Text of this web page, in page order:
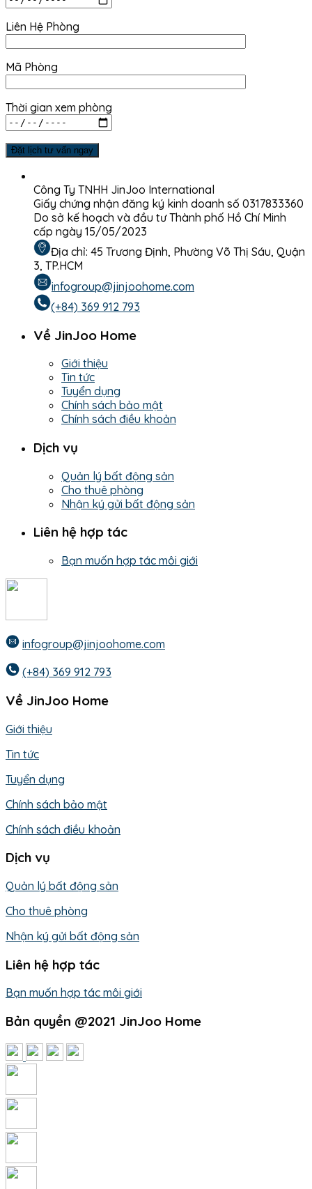
Liên Hệ Phòng
Mã Phòng
Thời gian xem phòng
Công Ty TNHH JinJoo International
Giấy chứng nhận đăng ký kinh doanh số 0317833360
Do sở kế hoạch và đầu tư Thành phố Hồ Chí Minh
cấp ngày 15/05/2023
Địa chỉ: 45 Trương Định, Phường Võ Thị Sáu, Quận
3, TP.HCM
infogroup@jinjoohome.com
(+84) 369 912 793
Về JinJoo Home
Giới thiệu
Tin tức
Tuyển dụng
Chính sách bảo mật
Chính sách điều khoản
Dịch vụ
Quản lý bất động sản
Cho thuê phòng
Nhận ký gửi bất động sản
Liên hệ hợp tác
Bạn muốn hợp tác môi giới
infogroup@jinjoohome.com
(+84) 369 912 793
Về JinJoo Home
Giới thiệu
Tin tức
Tuyển dụng
Chính sách bảo mật
Chính sách điều khoản
Dịch vụ
Quản lý bất động sản
Cho thuê phòng
Nhận ký gửi bất động sản
Liên hệ hợp tác
Bạn muốn hợp tác môi giới
Bản quyền @2021 JinJoo Home